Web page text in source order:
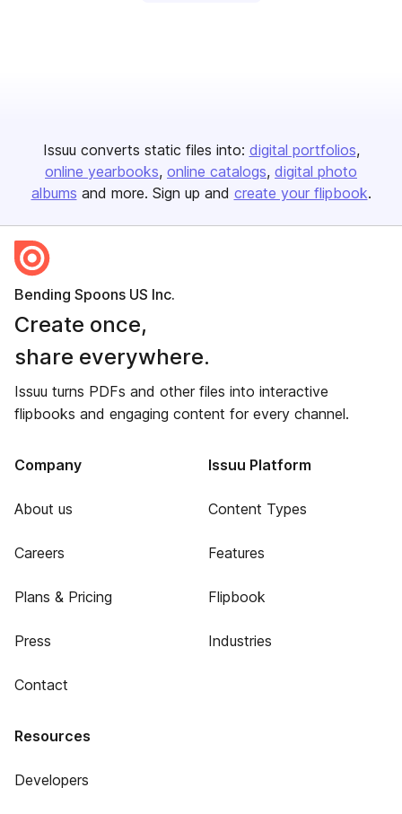
Issuu converts static files into: digital portfolios
online yearbooks online catalogs digital photo
albums and more. Sign up and create your flipbook.
Bending Spoons US Inc.
Create once,
share everywhere.
Issuu turns PDFs and other files into interactive
flipbooks and engaging content for every channel.
Company
About us
Careers
Plans & Pricing
Press
Contact
Issuu Platform
Content Types
Features
Flipbook
Industries
Resources
Developers